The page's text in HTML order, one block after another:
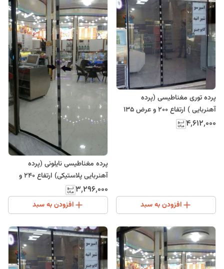
پرده توری مغناطیسی (پرده
آهنربایی ) ارتفاع 200 و عرض 135
(ارسال رایگان)
۴٬۶۱۲٬۰۰۰
افزودن به سبد
پرده مغناطیسی نایلونی (پرده
آهنربایی پلاستیکی) ارتفاع 240 و
عرض 130
۳٬۲۹۶٬۰۰۰
افزودن به سبد